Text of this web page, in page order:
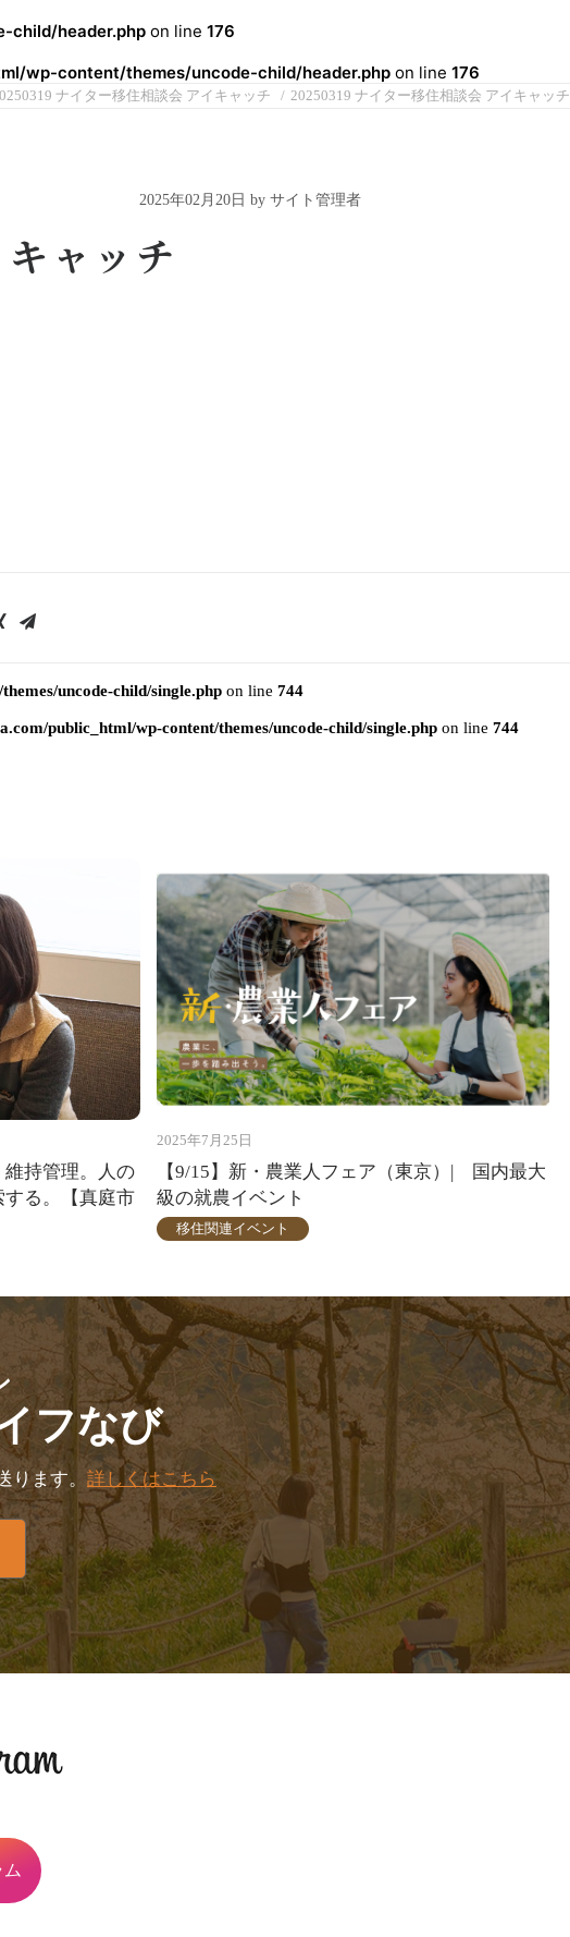
child/header.php on line 176
wp-content/themes/uncode-child/header.php on line 176
ナイター移住相談会 アイキャッチ 20250319 ナイター移住相談会 アイキャッチ
2025年02月20日 by サイト管理者
ャッチ
uncode-child/single.phpon line 744
public_html/wp-content/themes/uncode-child/single.phpon line 744
持管理。人の
る。【真庭市
2025年7月25日
【9/15】新・農業人フェア（東京）| 国内最大
級の就農イベント
移住関連イベント
フなび
ます。 詳しくはこちら